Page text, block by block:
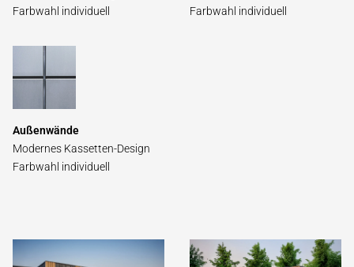
Farb­wahl individuell
Farb­wahl indivi­duell
Außen­wände
Modernes Kassetten-Design
Farbwahl individuell